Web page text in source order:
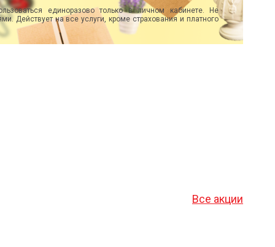
единоразово только в личном кабинете. Не
Действует на все услуги, кроме страхования и платного
Все акции